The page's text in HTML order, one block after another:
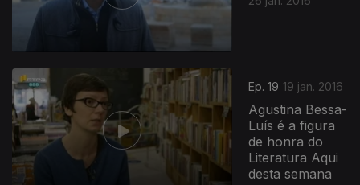
Ep. 19 19 jan. 2016
Agustina Bessa-
Luís é a figura
de honra do
Literatura Aqui
desta semana